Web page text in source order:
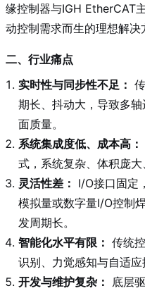
缘控制器与IGH EtherCAT
动控制需求而生的理想解决
二、行业痛点
实时性与同步性不足：
期长、抖动大，导致多
面质量。
系统集成度低、成本高：
式，系统复杂、体积庞大
灵活性差： I/O接口固定
模拟量或数字量I/O控制
发周期长。
智能化水平有限： 传统
识别、力觉感知与自适应
开发与维护复杂： 底层